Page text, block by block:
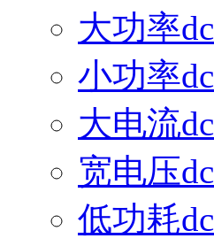
大功率
小功率
大电流
宽电压
低功耗